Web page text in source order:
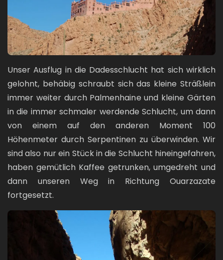
Unser Ausflug in die Dadesschlucht hat sich wirklich
gelohnt, behäbig schraubt sich das kleine Sträßlein
immer weiter durch Palmenhaine und kleine Gärten
in die immer schmaler werdende Schlucht, um dann
von einem auf den anderen Moment 100
Höhenmeter durch Serpentinen zu überwinden. Wir
sind also nur ein Stück in die Schlucht hineingefahren,
haben gemütlich Kaffee getrunken, umgedreht und
dann unseren Weg in Richtung Ouarzazate
fortgesetzt.
Bild